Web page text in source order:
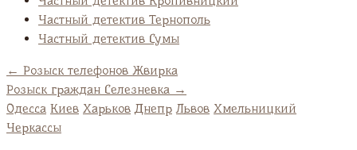
Частный детектив Тернополь
Частный детектив Сумы
← Розыск телефонов Жвирка
Розыск граждан Селезневка →
Одесса Киев Харьков Днепр Львов Хмельницкий
Черкассы